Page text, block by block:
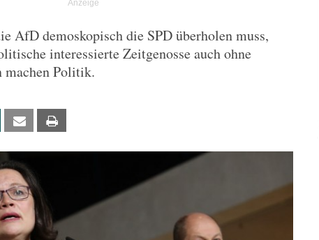
AfD demoskopisch die SPD überholen muss,
interessierte Zeitgenosse auch ohne
machen Politik.
Xing Email